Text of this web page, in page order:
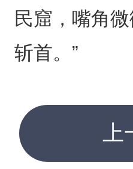
民窟，嘴角
斩首。”